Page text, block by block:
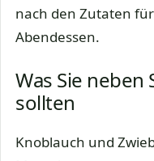
nach den Zutaten
Abendessen.
Was Sie
sollten
Knoblauch und